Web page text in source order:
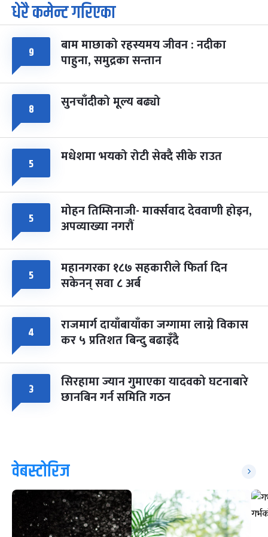
धेरै कमेन्ट गरिएका
९ बाम माछाको रहस्यमय जीवन : नदीका
पाहुना, समुद्रका सन्तान
८ सुनचाँदीको मूल्य बढ्यो
५ मधेशमा भयको रोटी सेक्दै सीके राउत
५ मोहन तिम्सिनाजी- मार्क्सवाद देववाणी होइन,
अपव्याख्या नगरौं
५ महानगरका १८७ सहकारीले फिर्ता दिन
सकेनन् सवा ८ अर्ब
४ राजमार्ग दायाँबायाँका जग्गामा लाग्ने विकास
कर ५ प्रतिशत बिन्दु बढाइँदै
३ सिरहामा ज्यान गुमाएका यादवको घटनाबारे
छानबिन गर्न समिति गठन
वेबस्टोरिज